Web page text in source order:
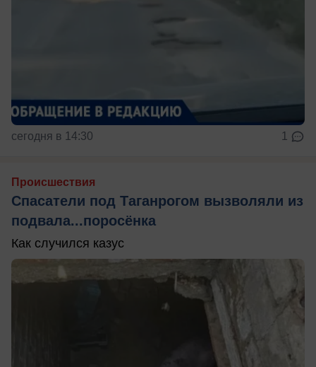
сегодня в 14:30 1
Происшествия
Спасатели под Таганрогом вызволяли из
подвала...поросёнка
Как случился казус